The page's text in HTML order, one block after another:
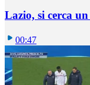
Lazio, si cerca
00:47